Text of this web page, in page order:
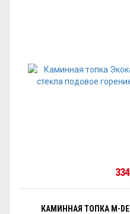
КАМИННАЯ ТОПКА M-